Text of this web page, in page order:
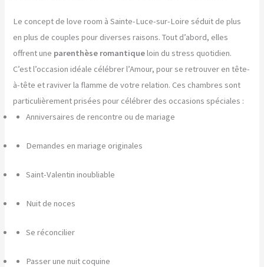
Le concept de love room à Sainte-Luce-sur-Loire séduit de plus
en plus de couples pour diverses raisons. Tout d’abord, elles
offrent une parenthèse romantiqueloin du stress quotidien.
C’est l’occasion idéale célébrer l’Amour, pour se retrouver en tête-
à-tête et raviver la flamme de votre relation. Ces chambres sont
particulièrement prisées pour célébrer des occasions spéciales :
Anniversaires de rencontre ou de mariage
Demandes en mariage originales
Saint-Valentin inoubliable
Nuit de noces
Se réconcilier
Passer une nuit coquine